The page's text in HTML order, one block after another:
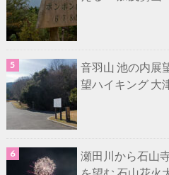
音羽山 池の内展
望ハイキング 大
瀬田川から石山